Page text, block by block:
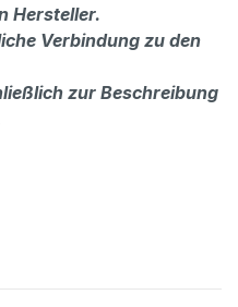
Hersteller.
Verbindung zu den
zur Beschreibung